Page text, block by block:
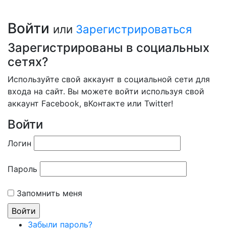
Войти или Зарегистрироваться
Зарегистрированы в социальных
сетях?
Используйте свой аккаунт в социальной сети для
входа на сайт. Вы можете войти используя свой
аккаунт Facebook, вКонтакте или Twitter!
Войти
Логин
Пароль
Запомнить меня
Забыли пароль?